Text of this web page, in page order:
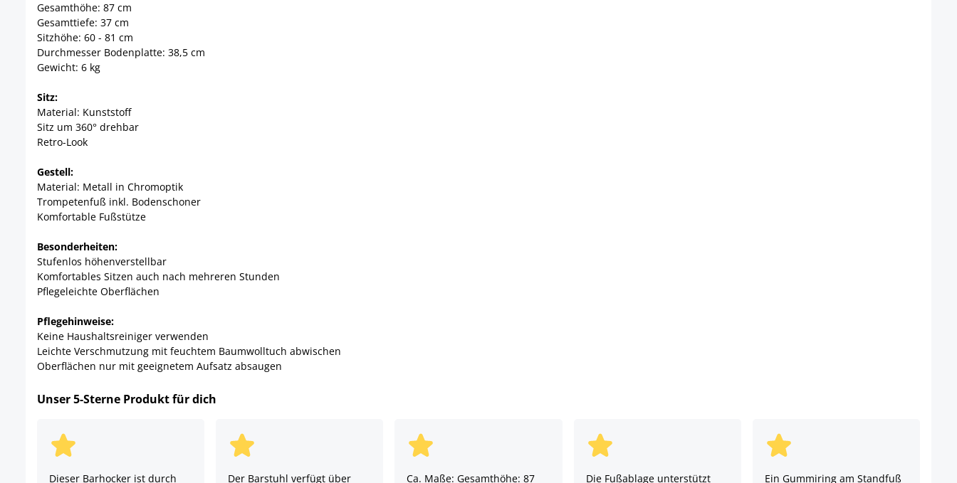
Gesamthöhe: 87 cm
Gesamttiefe: 37 cm
Sitzhöhe: 60 - 81 cm
Durchmesser Bodenplatte: 38,5 cm
Gewicht: 6 kg
Sitz:
Material: Kunststoff
Sitz um 360° drehbar
Retro-Look
Gestell:
Material: Metall in Chromoptik
Trompetenfuß inkl. Bodenschoner
Komfortable Fußstütze
Besonderheiten:
Stufenlos höhenverstellbar
Komfortables Sitzen auch nach mehreren Stunden
Pflegeleichte Oberflächen
Pflegehinweise:
Keine Haushaltsreiniger verwenden
Leichte Verschmutzung mit feuchtem Baumwolltuch abwischen
Oberflächen nur mit geeignetem Aufsatz absaugen
Unser 5-Sterne Produkt für dich
Dieser Barhocker ist durch Der Barstuhl verfügt über Ca. Maße: Gesamthöhe: 87 Die Fußablage unterstützt Ein Gummiring am Standfuß